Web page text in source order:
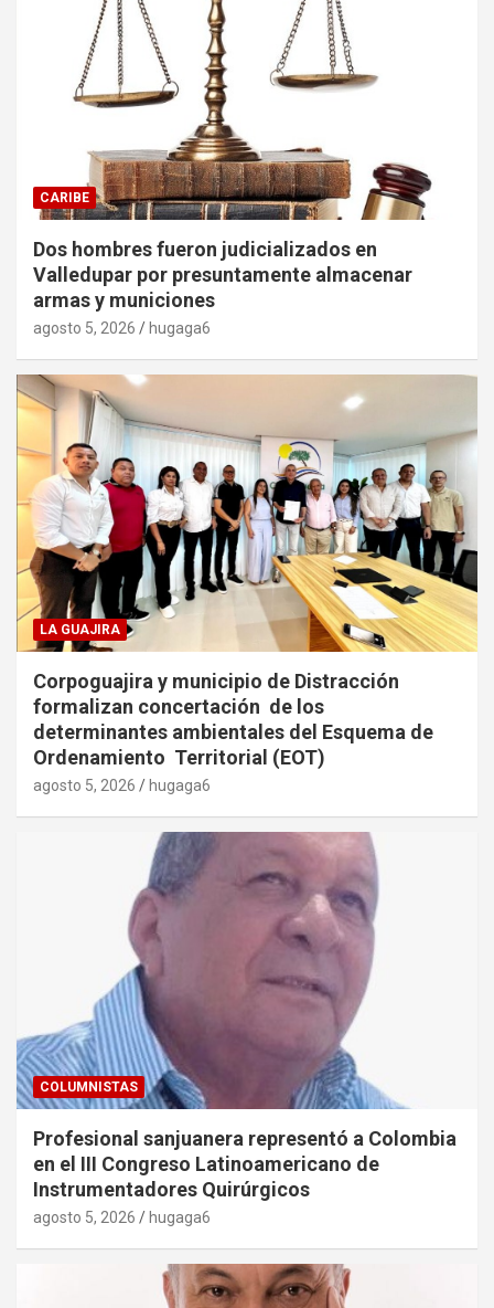
CARIBE
Dos hombres fueron judicializados en
Valledupar por presuntamente almacenar
armas y municiones
agosto 5, 2026 hugaga6
LA GUAJIRA
Corpoguajira y municipio de Distracción
formalizan concertación de los
determinantes ambientales del Esquema de
Ordenamiento Territorial (EOT)
agosto 5, 2026 hugaga6
COLUMNISTAS
Profesional sanjuanera representó a Colombia
en el III Congreso Latinoamericano de
Instrumentadores Quirúrgicos
agosto 5, 2026 hugaga6